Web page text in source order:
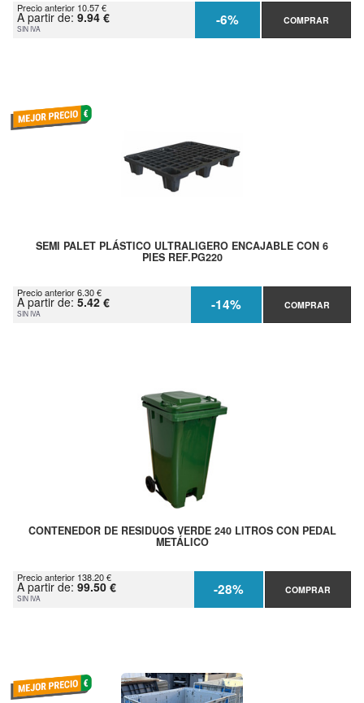
Precio anterior 10.57 €
A partir de: 9.94 €
SIN IVA -6% COMPRAR
SEMI PALET PLÁSTICO ULTRALIGERO ENCAJABLE CON 6
PIES REF.PG220
Precio anterior 6.30 €
A partir de: 5.42 €
SIN IVA -14% COMPRAR
CONTENEDOR DE RESIDUOS VERDE 240 LITROS CON PEDAL
METÁLICO
Precio anterior 138.20 €
A partir de: 99.50 €
SIN IVA -28% COMPRAR